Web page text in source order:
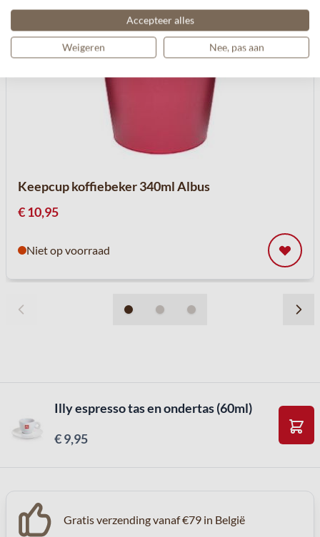
Keepcup koffiebeker 340ml Albus
€ 10,95
Niet op voorraad
Illy espresso tas en ondertas (60ml)
€ 9,95
In
Gratis verzending vanaf €79 in België
Accepteer alles
Weigeren Nee, pas aan